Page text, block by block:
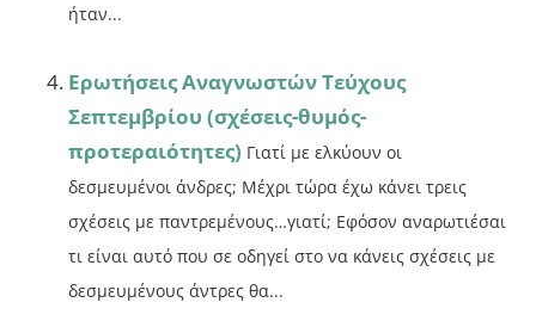
ήταν...
Ερωτήσεις Αναγνωστών Τεύχους
Σεπτεμβρίου (σχέσεις-θυμός-
προτεραιότητες) Γιατί με ελκύουν οι
δεσμευμένοι άνδρες; Μέχρι τώρα έχω κάνει τρεις
σχέσεις με παντρεμένους…γιατί; Εφόσον αναρωτιέσαι
τι είναι αυτό που σε οδηγεί στο να κάνεις σχέσεις με
δεσμευμένους άντρες θα...